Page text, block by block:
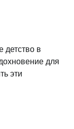
детство в
для
эти